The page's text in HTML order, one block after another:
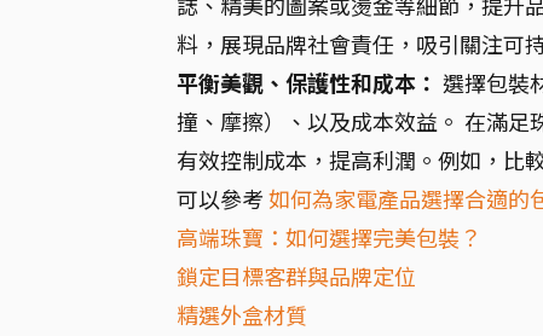
料，展現品牌社會責任，吸引關注可
平衡美觀、保護性和成本： 選擇包裝
撞、摩擦）、以及成本效益。 在滿足
有效控制成本，提高利潤。例如，比
可以參考如何為家電產品選擇合適的
高端珠寶：如何選擇完美包裝？
鎖定目標客群與品牌定位
精選外盒材質